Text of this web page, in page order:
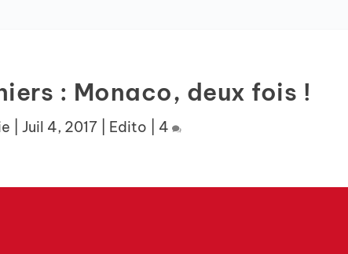
: Monaco, deux fois !
|Juil 4, 2017 Edito 4